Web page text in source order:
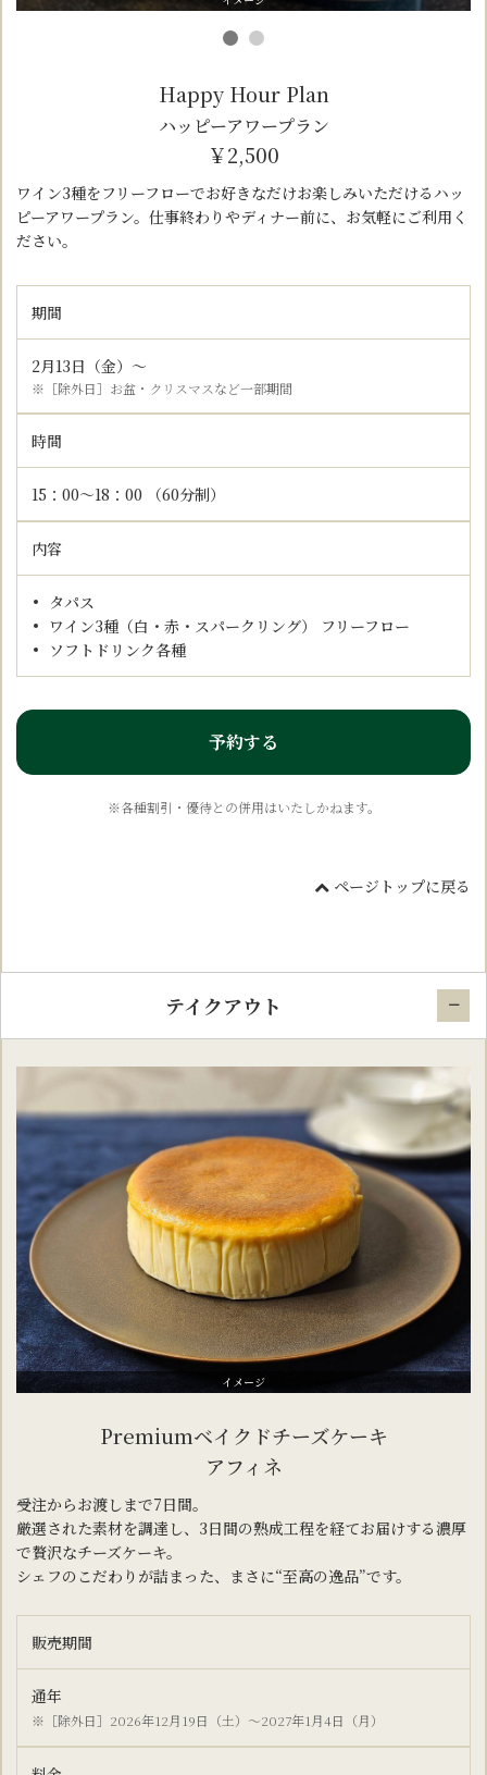
Happy Hour Plan
ハッピーアワープラン
￥2,500
ワイン3種をフリーフローでお好きなだけお楽しみいただけるハッ
ピーアワープラン。仕事終わりやディナー前に、お気軽にご利用く
ださい。
期間
2月13日（金）～
※［除外日］お盆・クリスマスなど一部期間
時間
15：00～18：00 （60分制）
内容
タパス
ワイン3種（白・赤・スパークリング） フリーフロー
ソフトドリンク各種
予約する
※各種割引・優待との併用はいたしかねます。
ページトップに戻る
テイクアウト
イメージ
Premiumベイクドチーズケーキ
アフィネ
受注からお渡しまで7日間。
厳選された素材を調達し、3日間の熟成工程を経てお届けする濃厚
で贅沢なチーズケーキ。
シェフのこだわりが詰まった、まさに“至高の逸品”です。
販売期間
通年
※［除外日］2026年12月19日（土）～2027年1月4日（月）